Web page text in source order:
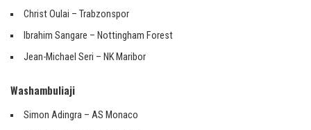
Christ Oulai – Trabzonspor
Ibrahim Sangare – Nottingham Forest
Jean-Michael Seri – NK Maribor
Washambuliaji
Simon Adingra – AS Monaco